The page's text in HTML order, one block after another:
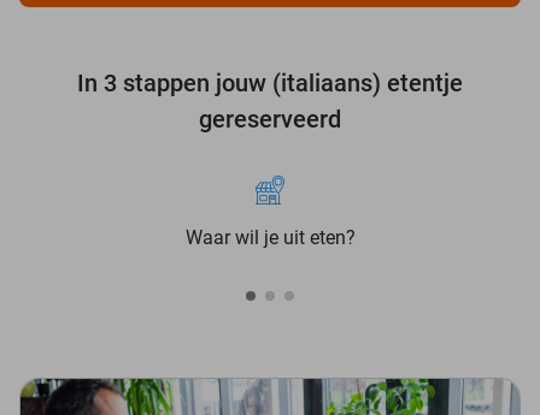
In 3 stappen jouw (italiaans) etentje
gereserveerd
Waar wil je uit eten?